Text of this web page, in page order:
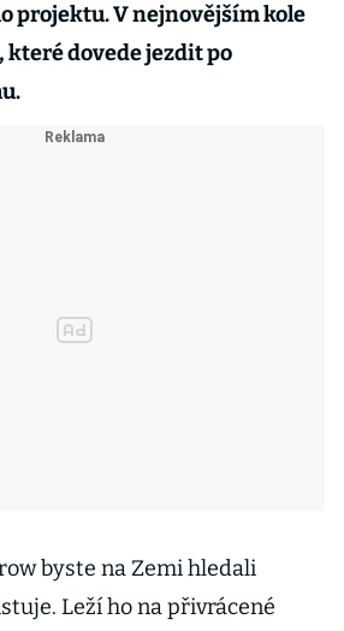
projektu. V nejnovějším kole
dovede jezdit po
byste na Zemi hledali
Leží ho na přivrácené